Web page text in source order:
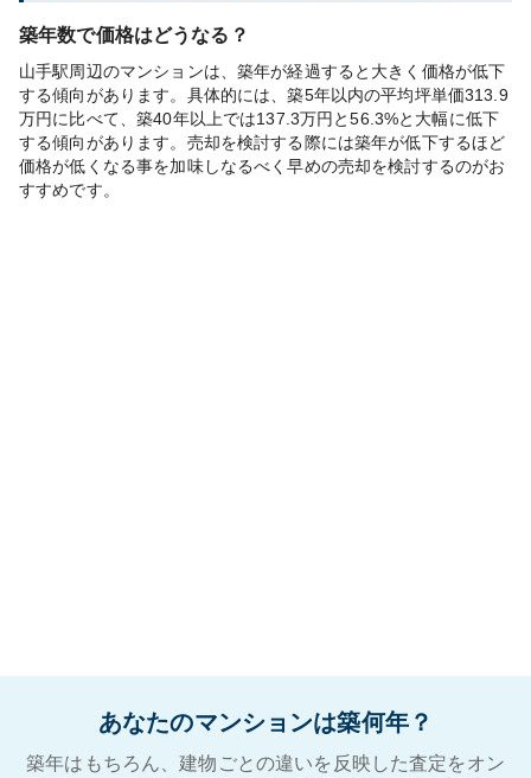
築年数で価格はどうなる？
山手駅周辺のマンションは、築年が経過すると大きく価格が低下
する傾向があります。具体的には、築5年以内の平均坪単価313.9
万円に比べて、築40年以上では137.3万円と56.3%と大幅に低下
する傾向があります。売却を検討する際には築年が低下するほど
価格が低くなる事を加味しなるべく早めの売却を検討するのがお
すすめです。
あなたのマンションは築何年？
築年はもちろん、建物ごとの違いを反映した査定をオン